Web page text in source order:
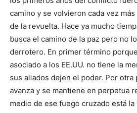
camino y se volvieron cada vez
de la revuelta. Hace ya mucho
busca el camino de la paz pero no
derrotero. En primer término
asociado a los EE.UU. no tiene la
sus aliados dejen el poder. Por
avanza y se mantiene en perpetua
medio de ese fuego cruzado está